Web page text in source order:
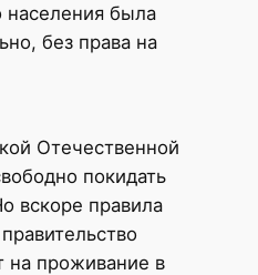
населения была
без права на
Отечественной
покидать
вскоре правила
на проживание в